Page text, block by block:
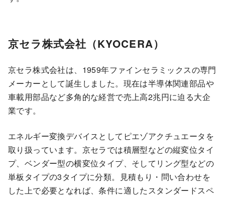
京セラ株式会社（KYOCERA）
京セラ株式会社は、1959年ファインセラミックスの専門
メーカーとして誕生しました。現在は半導体関連部品や
車載用部品など多角的な経営で売上高2兆円に迫る大企
業です。
エネルギー変換デバイスとしてピエゾアクチュエータを
取り扱っています。京セラでは積層型などの縦変位タイ
プ、ベンダー型の横変位タイプ、そしてリング型などの
単板タイプの3タイプに分類。見積もり・問い合わせを
した上で必要となれば、条件に適したスタンダードスペ